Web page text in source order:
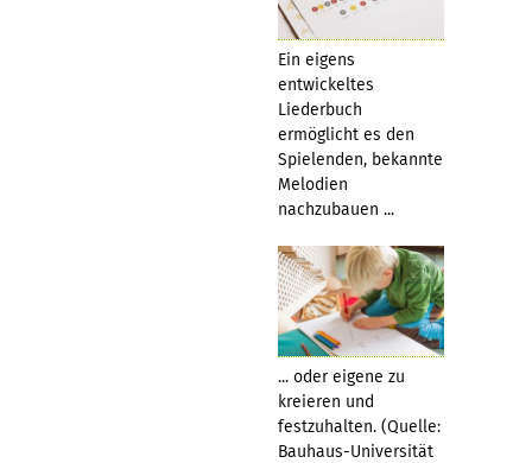
Ein eigens
entwickeltes
Liederbuch
ermöglicht es den
Spielenden, bekannte
Melodien
nachzubauen ...
... oder eigene zu
kreieren und
festzuhalten. (Quelle:
Bauhaus-Universität